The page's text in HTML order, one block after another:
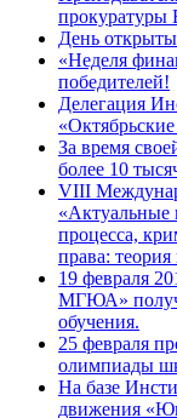
прокуратуры
День
«Неделя
победителей!
Делегация
За время
более 10
VIII
«Актуальные
процесса,
права:
19 февраля
МГЮА»
обучения.
25 февраля
олимпиады
На базе
движения